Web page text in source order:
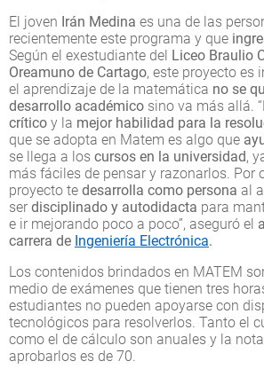
El joven Irán Medina es una de las
recientemente este programa y que
Según el exestudiante del Liceo Braulio
Oreamuno de Cartago, este proyecto es
el aprendizaje de la matemática no se
desarrollo académico sino va más allá.
crítico y la mejor habilidad para la
que se adopta en Matem es algo que
se llega a los cursos en la universidad,
más fáciles de pensar y razonarlos. Por
proyecto te desarrolla como persona al
ser disciplinado y autodidacta para
e ir mejorando poco a poco”, aseguró el
carrera de Ingeniería Electrónica.
Los contenidos brindados en MATEM
medio de exámenes que tienen tres
estudiantes no pueden apoyarse con
tecnológicos para resolverlos. Tanto el
como el de cálculo son anuales y la
aprobarlos es de 70.